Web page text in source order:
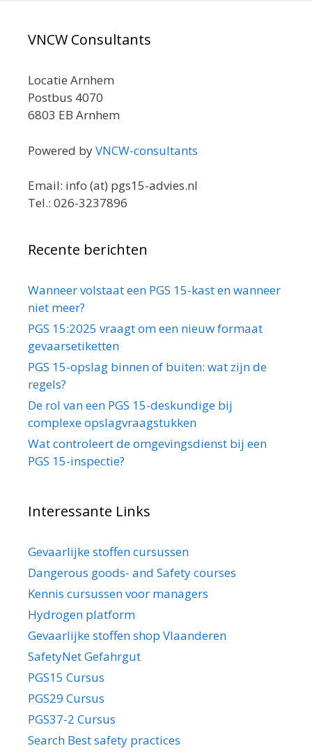
VNCW Consultants
Locatie Arnhem
Postbus 4070
6803 EB Arnhem
Powered byVNCW-consultants
Email: info (at) pgs15-advies.nl
Tel.: 026-3237896
Recente berichten
Wanneer volstaat een PGS 15-kast en wanneer
niet meer?
PGS 15:2025 vraagt om een nieuw formaat
gevaarsetiketten
PGS 15-opslag binnen of buiten: wat zijn de
regels?
De rol van een PGS 15-deskundige bij
complexe opslagvraagstukken
Wat controleert de omgevingsdienst bij een
PGS 15-inspectie?
Interessante Links
Gevaarlijke stoffen cursussen
Dangerous goods- and Safety courses
Kennis cursussen voor managers
Hydrogen platform
Gevaarlijke stoffen shop Vlaanderen
SafetyNet Gefahrgut
PGS15 Cursus
PGS29 Cursus
PGS37-2 Cursus
Search Best safety practices